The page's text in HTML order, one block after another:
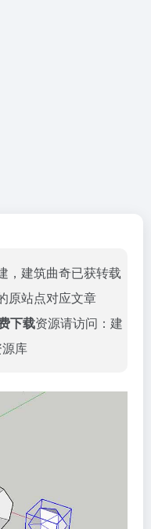
，建筑曲奇已获转载
原站点对应文章
下载资源请访问： 建
库